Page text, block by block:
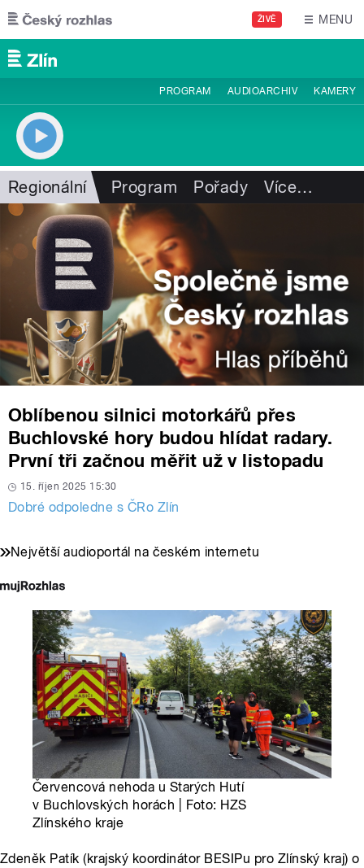
Přejít k hlavnímu obsahu
ŽIVĚ MENU
PROGRAM AUDIOARCHIV KAMERY
Regionální Program Pořady Více…
Oblíbenou silnici motorkářů přes
Buchlovské hory budou hlídat radary.
První tři začnou měřit už v listopadu
15. říjen 2025 15:30
Dobré odpoledne s ČRo Zlín
Největší audioportál na českém internetu
Červencová nehoda u Starých Hutí
v Buchlovských horách | Foto: HZS
Zlínského kraje
Zdeněk Patík (krajský koordinátor BESIPu pro Zlínský kraj) o